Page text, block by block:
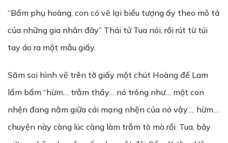
“Bẩm phụ hoàng, con có vẽ lại biểu tượng ấy theo mô tả
của những gia nhân đây” Thái tử Tua nói, rồi rút từ túi
tay áo ra một mẫu giấy.
Săm soi hình vẽ trên tờ giấy một chút Hoàng đế Lam
lẩm bẩm “hừm… trẫm thấy… nó trông như… một con
nhện đang nằm giữa cái mạng nhện của nó vậy…. hừm…
chuyện này càng lúc càng làm trẫm tò mò rồi. Tua, bây